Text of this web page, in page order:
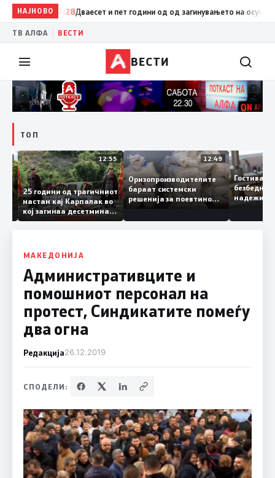
НАЈНОВО
07:28Дваесет и пет години од од загинувањето на осумтемина
ТВ АЛФА ВЕСТИ
ВЕСТИ
ТОП
13:04 12:55
25 години од трагичниот
настан кај Карпалак во
кој загинаа десетмина
македонски бранители
12:49
Оризопроизводителите
бараат системски
решенија за поевтино
производство
МАКЕДОНИЈА
Административците и
помошниот персонал на
протест, Синдикатите помеѓу
два огна
Редакција26.12.2019
СПОДЕЛИ: